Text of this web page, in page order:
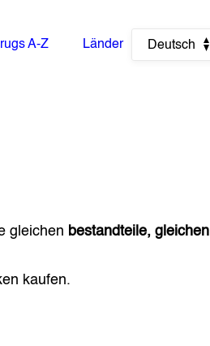
A-Z Länder Deutsch
gleichen bestandteile, gleichen
kaufen.